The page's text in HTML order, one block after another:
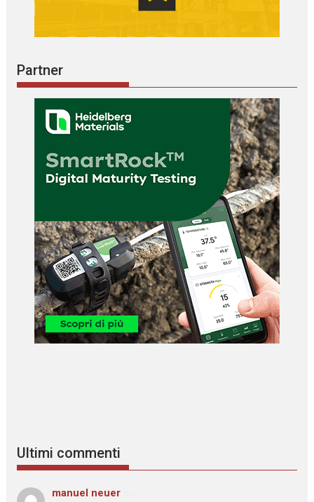
Partner
Ultimi commenti
manuel neuer